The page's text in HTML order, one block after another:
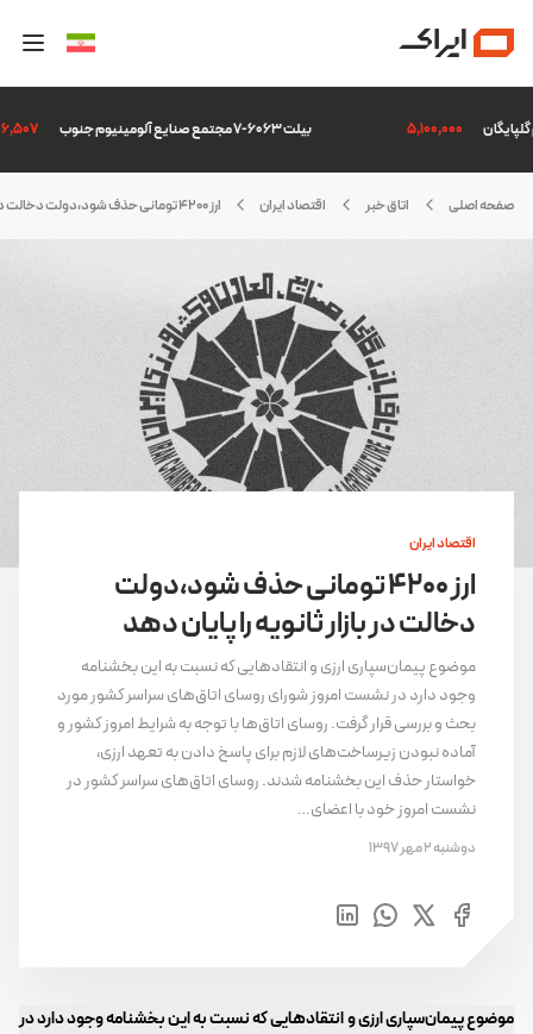
بیلت 6063-7 مجتمع صنایع آلومینیوم جنوب 6,306,507 5,100,000
صفحه اصلی اتاق خبر اقتصاد ایران ارز 4200 تومانی حذف شود،دولت دخالت در بازار ثانویه را پایان دهد
اقتصاد ایران
ارز 4200 تومانی حذف شود،دولت
دخالت در بازار ثانویه را پایان دهد
موضوع پیمان‌سپاری ارزی و انتقادهایی که نسبت به این بخشنامه
وجود دارد در نشست امروز شورای روسای اتاق‌های سراسر کشور مورد
بحث و بررسی قرار گرفت. روسای اتاق‌ها با توجه به شرایط امروز کشور و
آماده نبودن زیرساخت‌های لازم برای پاسخ دادن به تعهد ارزی،
خواستار حذف این بخشنامه شدند. روسای اتاق‌های سراسر کشور در
نشست امروز خود با اعضای…
دوشنبه 2 مهر 1397
موضوع پیمان‌سپاری ارزی و انتقادهایی که نسبت به این بخشنامه وجود دارد در